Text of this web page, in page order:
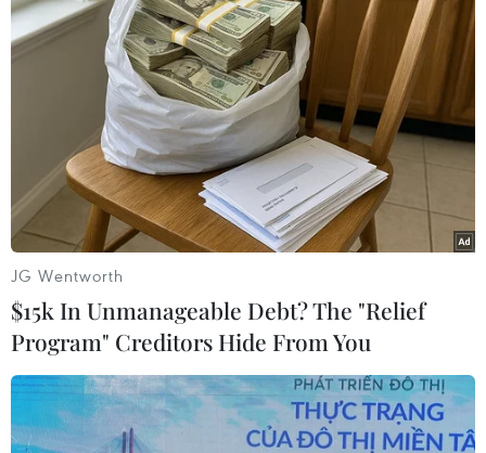
về nguyên tắc đủ để chế tạo 6 quả bom nguyên
tử nếu được làm giàu thêm.
(TTXVN/Vietnam+)
JG Wentworth
$15k In Unmanageable Debt? The "Relief
Program" Creditors Hide From You